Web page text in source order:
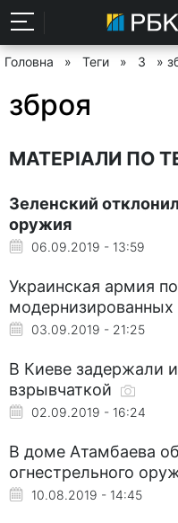
Головна » Теги » З »
зброя
МАТЕРІАЛИ ПО
Зеленский
оружия
06.09.2019 - 13:59
Украинская армия
03.09.2019 - 21:25
В Киеве задержали
взрывчаткой
02.09.2019 - 16:24
В доме Атамбаева
огнестрельного
10.08.2019 - 14:45